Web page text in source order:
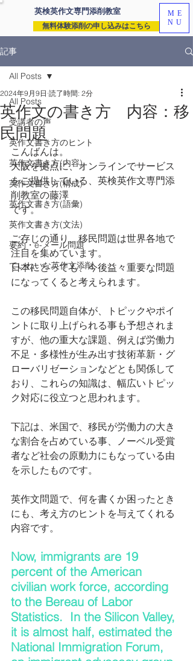
英検英作文専門添削教室
無料体験添削の申し込みはこちら
ME
NU
記事
All Posts
受講者の声
英作文書き方のヒント
英作文書き方(内容)
英作文書き方(構成)
英作文書き方(語彙)
英作文書き方(文法)
要約・e-メール問題
ていねいな英作文添削
All Posts
英作文の書き方 内容：移
民問題
2024年9月9日 読了時間: 2分
こんばんは。
大阪を拠点に、オンラインでサービス
をご提供している、英検英作文専門添
削教室の藤澤
です。
ご存じの通り、移民問題は世界各地で
注目を集めています。
日本にとっても、今後益々重要な問題
になってくると考えられます。
この移民問題自体が、トピックやポイ
ントに取り上げられる事も予想されま
すが、他の重大な課題、例えば労働力
不足・多様性が生み出す技術革新・グ
ローバリゼーションなどとも関係して
おり、これらの知識は、幅広いトピッ
ク対応に役立つと思われます。
下記は、米国で、移民が労働力の大き
な割合を占めている事、ノーベル受賞
者など社会の原動力にもなっている由
を示したものです。
英作文問題で、何を書くか困ったとき
にも、考え方のヒントを与えてくれる
内容です。
Now, immigrants are 19
percent of the American
civilian work force, according
to the Bereau of Labor
Statistics.  In the Silicon Valley,
it is almost half, estimated the
National Immigration Forum,